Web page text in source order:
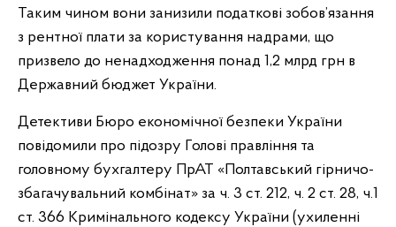
Таким чином вони занизили податкові зобов’язання
з рентної плати за користування надрами, що
призвело до ненадходження понад 1,2 млрд грн в
Державний бюджет України.
Детективи Бюро економічної безпеки України
повідомили про підозру Голові правління та
головному бухгалтеру ПрАТ «Полтавський гірничо-
збагачувальний комбінат» за ч. 3 ст. 212, ч. 2 ст. 28, ч.1
ст. 366 Кримінального кодексу України (ухиленні